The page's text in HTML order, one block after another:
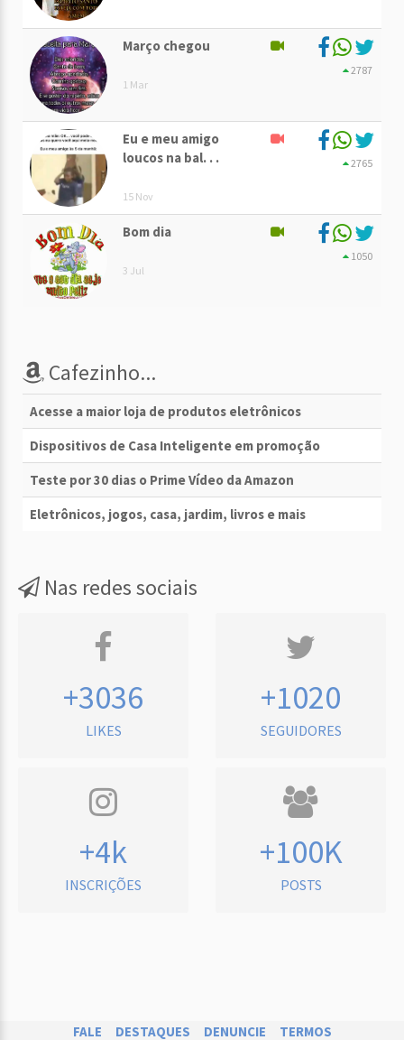
Março chegou
1 Mar
2787
Eu e meu amigo
loucos na bal. . .
15 Nov
2765
Bom dia
3 Jul
1050
Cafezinho...
Acesse a maior loja de produtos eletrônicos
Dispositivos de Casa Inteligente em promoção
Teste por 30 dias o Prime Vídeo da Amazon
Eletrônicos, jogos, casa, jardim, livros e mais
Nas redes sociais
+3036
LIKES
+1020
SEGUIDORES
+4k
INSCRIÇÕES
+100K
POSTS
FALE DESTAQUES DENUNCIE TERMOS